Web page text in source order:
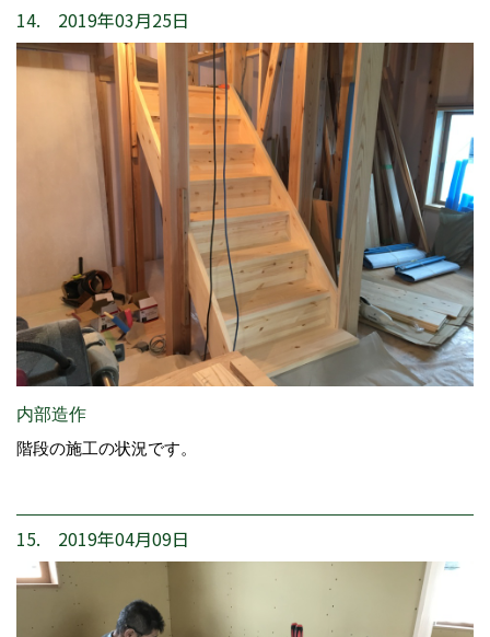
14. 2019年03月25日
内部造作
階段の施工の状況です。
15. 2019年04月09日